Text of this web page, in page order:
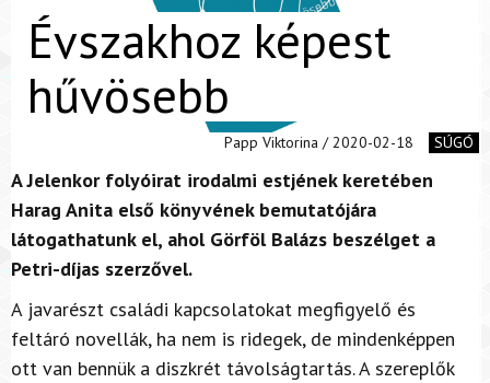
Évszakhoz képest
hűvösebb
Papp Viktorina / 2020-02-18 SÚGÓ
A Jelenkor folyóirat irodalmi estjének keretében
Harag Anita első könyvének bemutatójára
látogathatunk el, ahol Görföl Balázs beszélget a
Petri-díjas szerzővel.
A javarészt családi kapcsolatokat megfigyelő és
feltáró novellák, ha nem is ridegek, de mindenképpen
ott van bennük a diszkrét távolságtartás. A szereplők